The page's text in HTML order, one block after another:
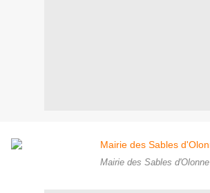
Mairie des Sables d'Olonne